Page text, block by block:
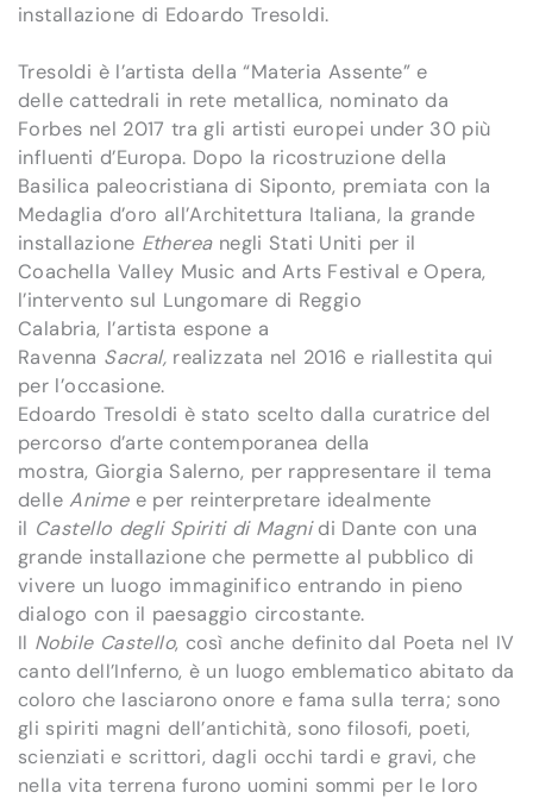
installazione di Edoardo Tresoldi.
Tresoldi è l’artista della “Materia Assente” e
delle cattedrali in rete metallica, nominato da
Forbes nel 2017 tra gli artisti europei under 30 più
influenti d’Europa. Dopo la ricostruzione della
Basilica paleocristiana di Siponto, premiata con la
Medaglia d’oro all’Architettura Italiana, la grande
installazione Ethereanegli Stati Uniti per il
Coachella Valley Music and Arts Festival e Opera,
l’intervento sul Lungomare di Reggio
Calabria, l’artista espone a
Ravenna Sacral,realizzata nel 2016 e riallestita qui
per l’occasione.
Edoardo Tresoldi è stato scelto dalla curatrice del
percorso d’arte contemporanea della
mostra, Giorgia Salerno, per rappresentare il tema
delleAnimee per reinterpretare idealmente
il Castello degli Spiriti di Magnidi Dante con una
grande installazione che permette al pubblico di
vivere un luogo immaginifico entrando in pieno
dialogo con il paesaggio circostante.
Il Nobile Castello, così anche definito dal Poeta nel IV
canto dell’Inferno, è un luogo emblematico abitato da
coloro che lasciarono onore e fama sulla terra; sono
gli spiriti magni dell’antichità, sono filosofi, poeti,
scienziati e scrittori, dagli occhi tardi e gravi, che
nella vita terrena furono uomini sommi per le loro